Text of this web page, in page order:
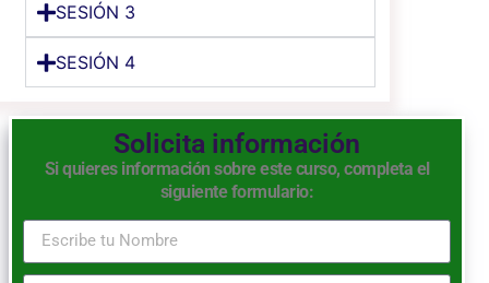
SESIÓN 3
SESIÓN 4
Solicita información
Si quieres información sobre este curso, completa el
siguiente formulario: